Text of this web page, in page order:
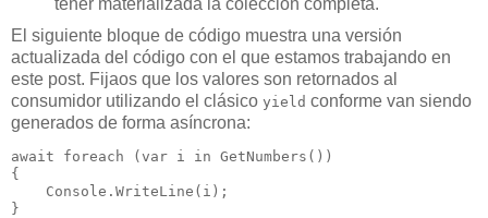
tener materializada la colección completa.
El siguiente bloque de código muestra una versión
actualizada del código con el que estamos trabajando en
este post. Fijaos que los valores son retornados al
consumidor utilizando el clásico yield conforme van siendo
generados de forma asíncrona:
await foreach (var i in GetNumbers())
{
    Console.WriteLine(i);
}